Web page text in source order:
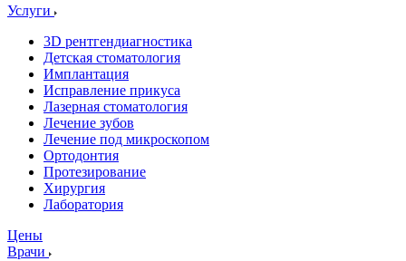
Услуги
3D рентгендиагностика
Детская стоматология
Имплантация
Исправление прикуса
Лазерная стоматология
Лечение зубов
Лечение под микроскопом
Ортодонтия
Протезирование
Хирургия
Лаборатория
Цены
Врачи